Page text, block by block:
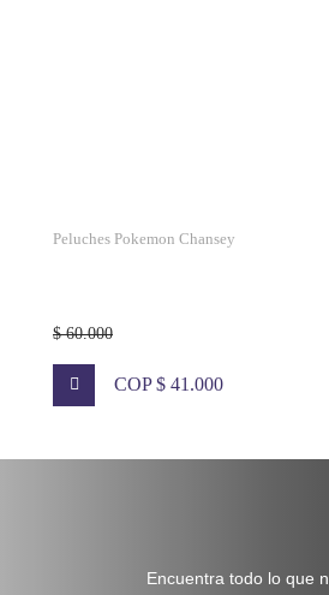
Peluches Pokemon Chansey
$ 60.000
COP $ 41.000
Encuentra todo lo que